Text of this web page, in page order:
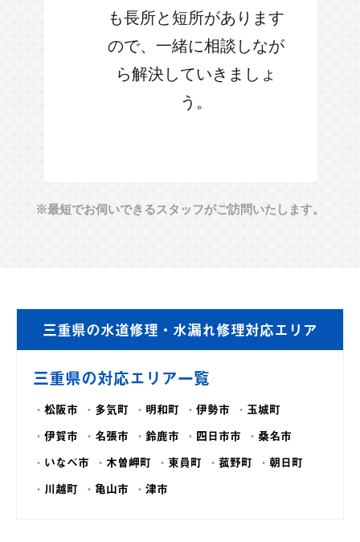
も長所と短所があります
ので、一緒に相談しなが
ら解決していきましょ
う。
※最短でお伺いできるスタッフがご訪問いたします。
三重県の水道修理・水漏れ修理対応エリア
三重県の対応エリア一覧
松阪市 多気町 明和町 伊勢市
玉城町
伊賀市
名張市 鈴鹿市 四日市市
桑名市
いなべ市
木曽岬町 東員町 菰野町
朝日町
川越町
亀山市 津市